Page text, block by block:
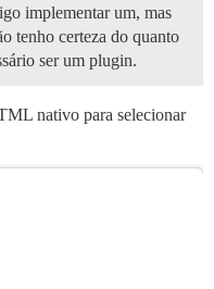
implementar um, mas
tenho certeza do quanto
ser um plugin.
nativo para selecionar